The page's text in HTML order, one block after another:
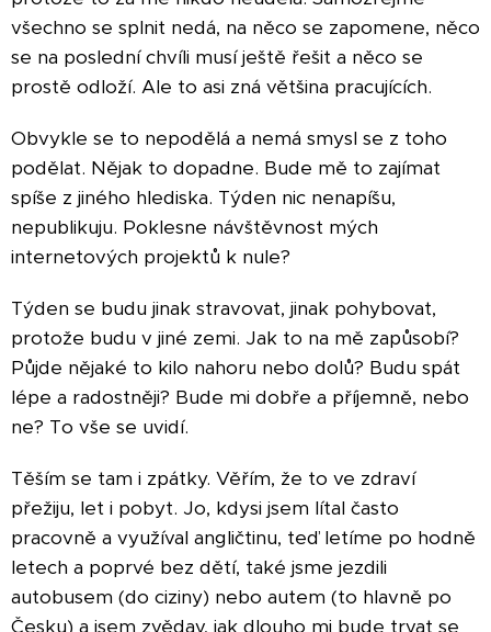
všechno se splnit nedá, na něco se zapomene, něco
se na poslední chvíli musí ještě řešit a něco se
prostě odloží. Ale to asi zná většina pracujících.
Obvykle se to nepodělá a nemá smysl se z toho
podělat. Nějak to dopadne. Bude mě to zajímat
spíše z jiného hlediska. Týden nic nenapíšu,
nepublikuju. Poklesne návštěvnost mých
internetových projektů k nule?
Týden se budu jinak stravovat, jinak pohybovat,
protože budu v jiné zemi. Jak to na mě zapůsobí?
Půjde nějaké to kilo nahoru nebo dolů? Budu spát
lépe a radostněji? Bude mi dobře a příjemně, nebo
ne? To vše se uvidí.
Těším se tam i zpátky. Věřím, že to ve zdraví
přežiju, let i pobyt. Jo, kdysi jsem lítal často
pracovně a využíval angličtinu, teď letíme po hodně
letech a poprvé bez dětí, také jsme jezdili
autobusem (do ciziny) nebo autem (to hlavně po
Česku) a jsem zvědav, jak dlouho mi bude trvat se